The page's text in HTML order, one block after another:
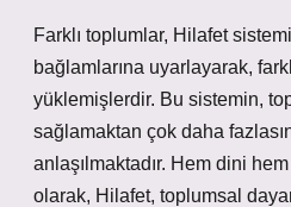
Farklı toplumlar, Hilafet
bağlamlarına uyarlayarak,
yüklemişlerdir. Bu sistemin,
sağlamaktan çok daha
anlaşılmaktadır. Hem dini
olarak, Hilafet, toplumsal